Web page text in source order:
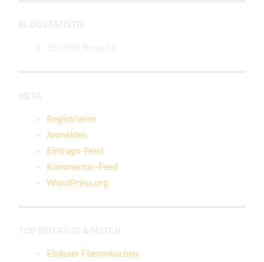
Registrieren
Anmelden
Eintrags-Feed
Kommentar-Feed
WordPress.org
Elsässer Flammkuchen